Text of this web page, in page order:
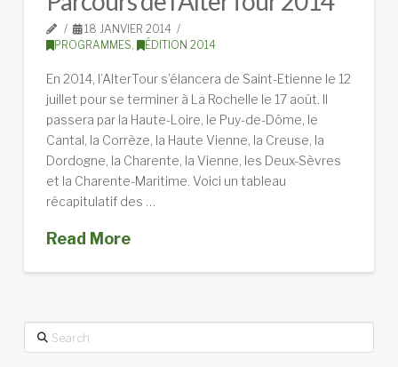
18 JANVIER 2014
PROGRAMMES
ÉDITION 2014
En 2014, l’AlterTour s’élancera de Saint-Etienne le 12
juillet pour se terminer à La Rochelle le 17 août. Il
passera par la Haute-Loire, le Puy-de-Dôme, le
Cantal, la Corrèze, la Haute Vienne, la Creuse, la
Dordogne, la Charente, la Vienne, les Deux-Sèvres
et la Charente-Maritime. Voici un tableau
récapitulatif des …
Read More
Search